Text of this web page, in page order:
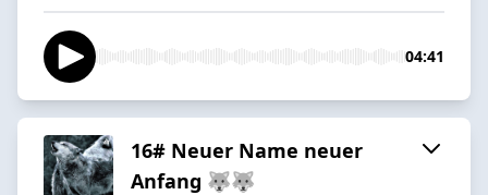
04:41
16# Neuer Name neuer
Anfang 🐺🐺